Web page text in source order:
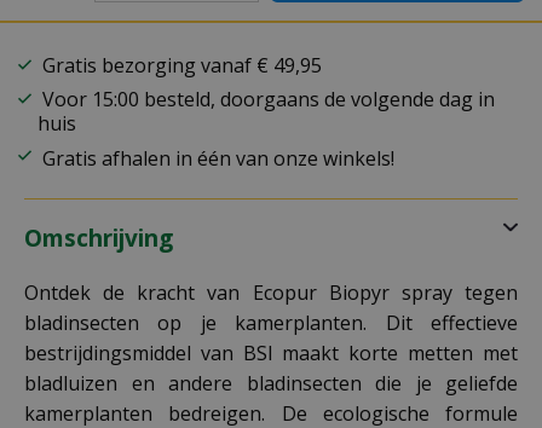
Gratis bezorging vanaf € 49,95
Voor 15:00 besteld, doorgaans de volgende dag in
huis
Gratis afhalen in één van onze winkels!
Omschrijving
Ontdek de kracht van Ecopur Biopyr spray tegen
bladinsecten op je kamerplanten. Dit effectieve
bestrijdingsmiddel van BSI maakt korte metten met
bladluizen en andere bladinsecten die je geliefde
kamerplanten bedreigen. De ecologische formule